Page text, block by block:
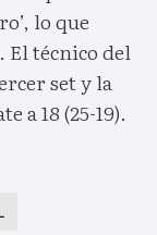
lo que
El técnico del
set y la
a 18 (25-19).